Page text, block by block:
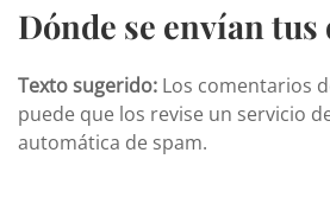
Dónde se envían tus
Texto sugerido: Los comentarios
puede que los revise un servicio
automática de spam.